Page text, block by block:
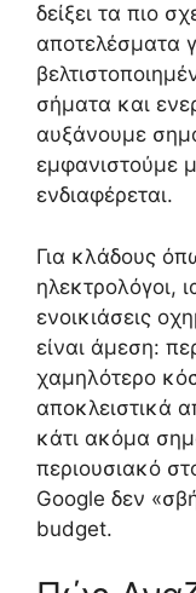
δείξει τα πιο
αποτελέσματα
σήματα και
αυξάνουμε
εμφανιστούμε
ενδιαφέρεται.
Για κλάδους
ηλεκτρολόγοι,
ενοικιάσεις
είναι άμεση:
χαμηλότερο
αποκλειστικά
κάτι ακόμα
περιουσιακό
Google δεν
budget.